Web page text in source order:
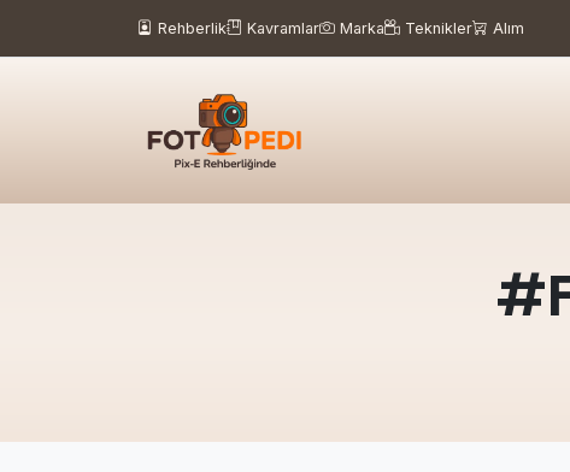
Rehberlik Kavramlar Marka Teknikler Alım